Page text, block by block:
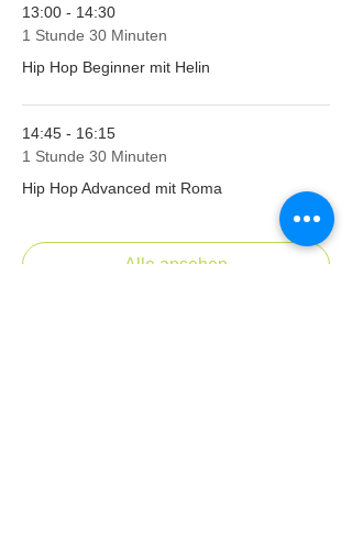
13:00 - 14:30
1 Stunde 30 Minuten
Hip Hop Beginner mit Helin
14:45 - 16:15
1 Stunde 30 Minuten
Hip Hop Advanced mit Roma
Alle ansehen